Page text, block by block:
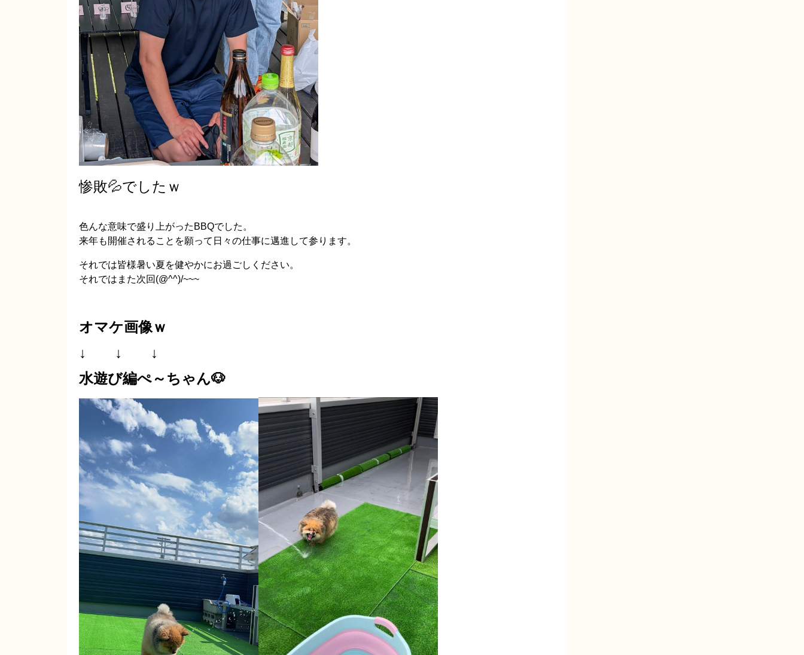
惨敗💦でしたｗ
色んな意味で盛り上がったBBQでした。
来年も開催されることを願って日々の仕事に邁進して参ります。
それでは皆様暑い夏を健やかにお過ごしください。
それではまた次回(@^^)/~~~
オマケ画像ｗ
↓ ↓ ↓
水遊び編ぺ～ちゃん🐶